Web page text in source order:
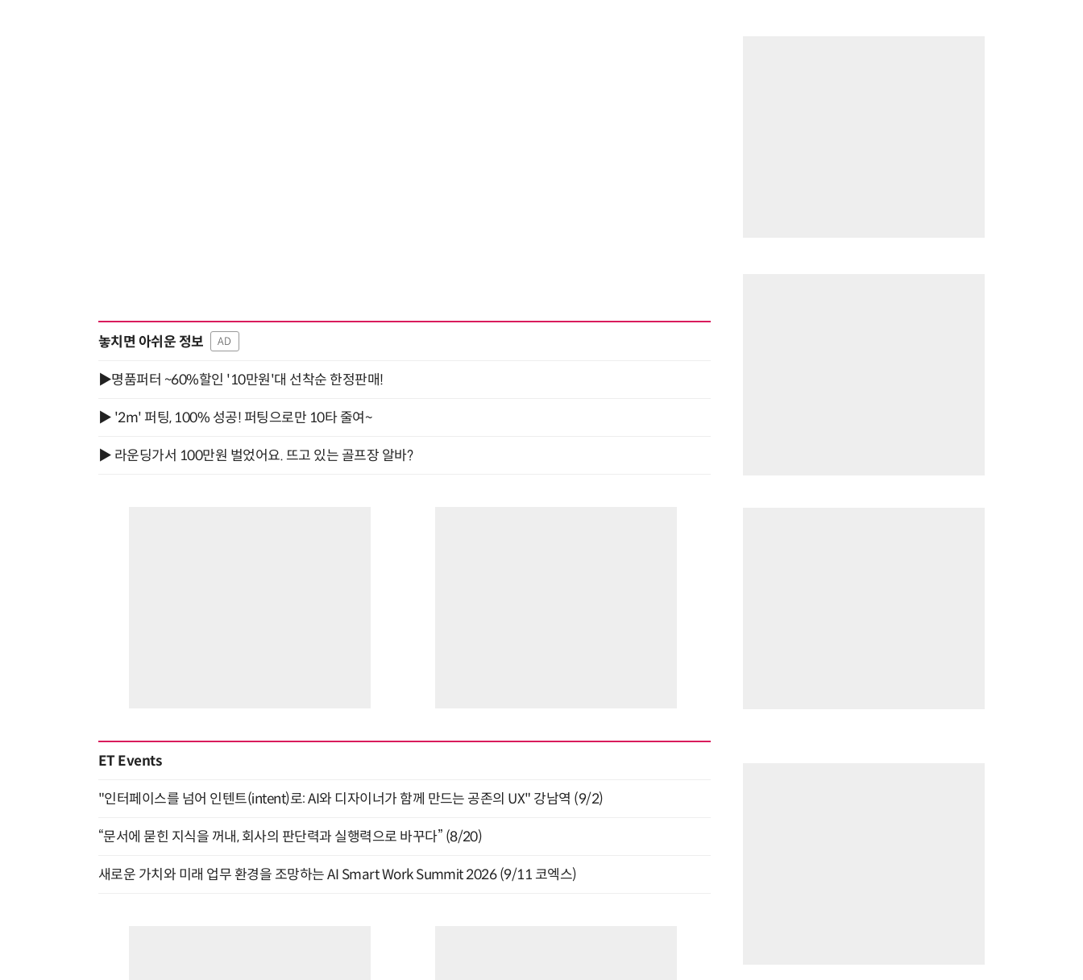
놓치면 아쉬운 정보 AD
▶명품퍼터 ~60%할인 '10만원'대 선착순 한정판매!
▶ '2m' 퍼팅, 100% 성공! 퍼팅으로만 10타 줄여~
▶ 라운딩가서 100만원 벌었어요. 뜨고 있는 골프장 알바?
ET Events
"인터페이스를 넘어 인텐트(intent)로: AI와 디자이너가 함께 만드는 공존의 UX" 강남역 (9/2)
“문서에 묻힌 지식을 꺼내, 회사의 판단력과 실행력으로 바꾸다” (8/20)
새로운 가치와 미래 업무 환경을 조망하는 AI Smart Work Summit 2026 (9/11 코엑스)